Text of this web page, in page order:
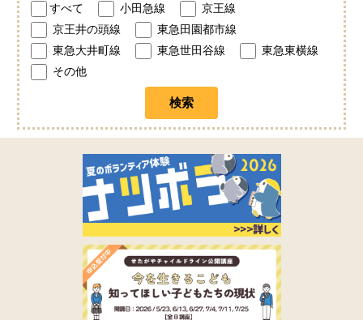
すべて 小田急線
京王線
京王井の頭線
東急田園都市線
東急大井町線
東急世田谷線
東急東横線
その他